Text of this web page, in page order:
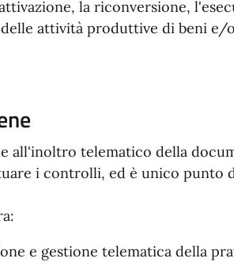
la riconversione,
attività produttive di beni e/
all'inoltro telematico della
i controlli, ed è unico punto
e gestione telematica della